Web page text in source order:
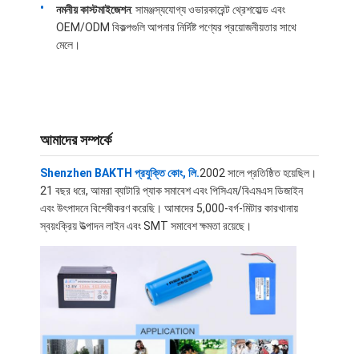
পণ্য
ভিডিও
নমনীয় কাস্টমাইজেশন: সামঞ্জস্যযোগ্য ওভারকারেন্ট থ্রেশহোল্ড এবং
OEM/ODM বিকল্পগুলি আপনার নির্দিষ্ট পণ্যের প্রয়োজনীয়তার সাথে
মেলে।
আমাদের সম্পর্কে
Shenzhen BAKTH প্রযুক্তি কোং, লি.2002 সালে প্রতিষ্ঠিত হয়েছিল।
21 বছর ধরে, আমরা ব্যাটারি প্যাক সমাবেশ এবং পিসিএম/বিএমএস ডিজাইন
এবং উৎপাদনে বিশেষীকরণ করেছি। আমাদের 5,000-বর্গ-মিটার কারখানায়
স্বয়ংক্রিয় উত্পাদন লাইন এবং SMT সমাবেশ ক্ষমতা রয়েছে।